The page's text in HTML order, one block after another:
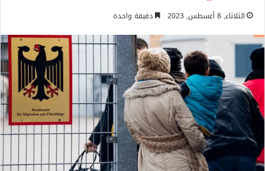
الثلاثاء, 8 أغسطس, 2023 دقيقة واحدة